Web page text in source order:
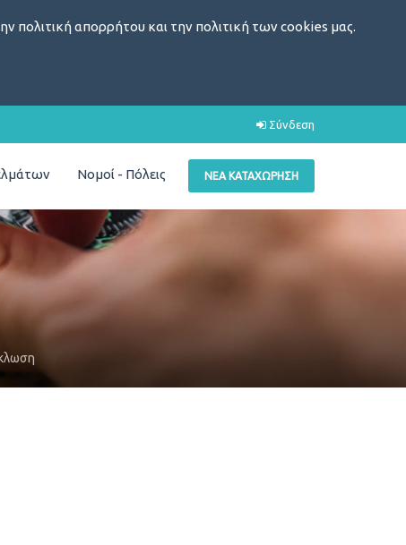
πολιτική απορρήτου και την πολιτική των cookies μας.
Σύνδεση
ΝΈΑ ΚΑΤΑΧΏΡΗΣΗ
Νομοί - Πόλεις